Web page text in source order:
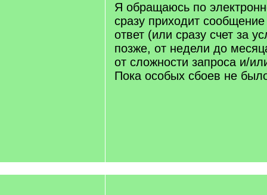
Я обращаюсь по
сразу приходит
ответ (или сразу счет за
позже, от недели до
от сложности запроса и/
Пока особых сбоев не